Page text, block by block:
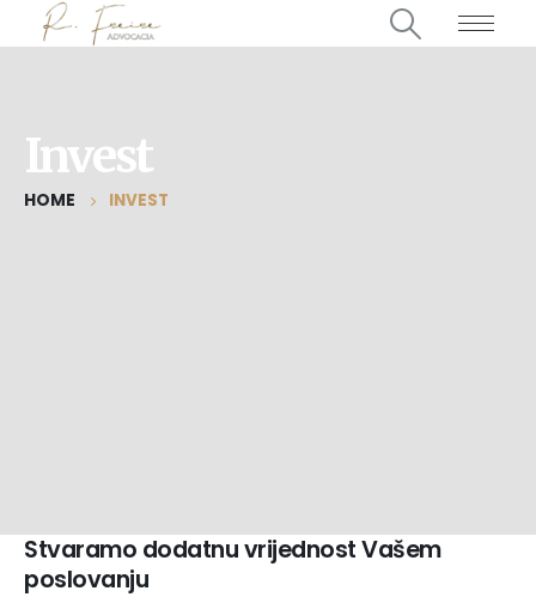
Invest
HOME INVEST
Stvaramo dodatnu vrijednost Vašem
poslovanju